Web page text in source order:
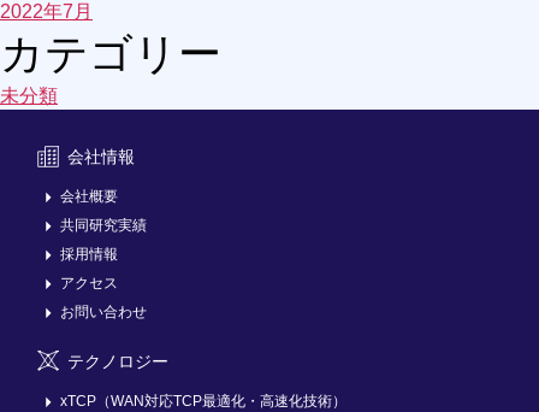
2022年7月
カテゴリー
未分類
会社情報
会社概要
共同研究実績
採用情報
アクセス
お問い合わせ
テクノロジー
xTCP（WAN対応TCP最適化・高速化技術）